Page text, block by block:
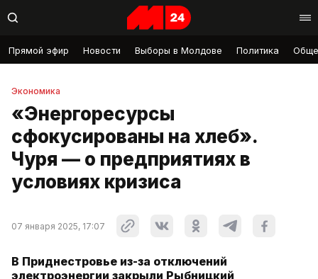
Прямой эфир Новости Выборы в Молдове Политика
Экономика
«Энергоресурсы
сфокусированы на хлеб».
Чуря — о предприятиях в
условиях кризиса
07 января 2025, 17:07
В Приднестровье из-за отключений
электроэнергии закрыли Рыбницкий